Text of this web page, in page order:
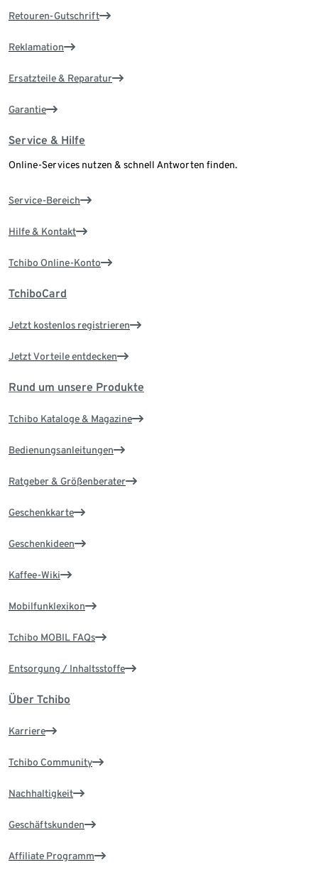
Retouren-Gutschrift
Reklamation
Ersatzteile & Reparatur
Garantie
Service & Hilfe
Online-Services nutzen & schnell Antworten finden.
Service-Bereich
Hilfe & Kontakt
Tchibo Online-Konto
TchiboCard
Jetzt kostenlos registrieren
Jetzt Vorteile entdecken
Rund um unsere Produkte
Tchibo Kataloge & Magazine
Bedienungsanleitungen
Ratgeber & Größenberater
Geschenkkarte
Geschenkideen
Kaffee-Wiki
Mobilfunklexikon
Tchibo MOBIL FAQs
Entsorgung / Inhaltsstoffe
Über Tchibo
Karriere
Tchibo Community
Nachhaltigkeit
Geschäftskunden
Affiliate Programm